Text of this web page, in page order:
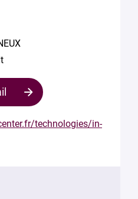
technologies/in-